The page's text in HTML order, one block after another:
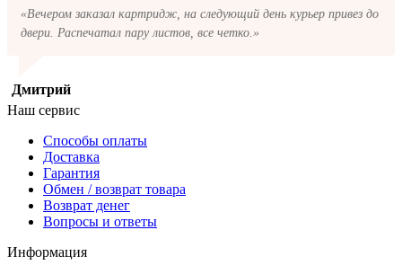
«Вечером заказал картридж, на следующий день курьер привез до
двери. Распечатал пару листов, все четко.»
Дмитрий
Наш сервис
Способы оплаты
Доставка
Гарантия
Обмен / возврат товара
Возврат денег
Вопросы и ответы
Информация